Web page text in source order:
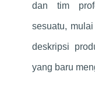
dan tim
sesuatu,
deskripsi
yang baru